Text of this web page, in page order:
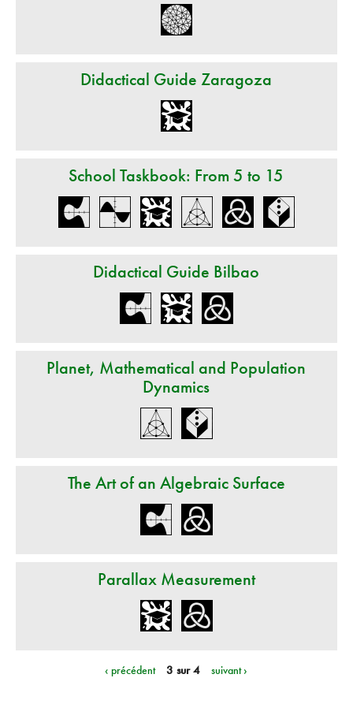
Didactical Guide Zaragoza
School Taskbook: From 5 to 15
Didactical Guide Bilbao
Planet, Mathematical and Population
Dynamics
The Art of an Algebraic Surface
Parallax Measurement
‹ précédent 3 sur 4 suivant ›